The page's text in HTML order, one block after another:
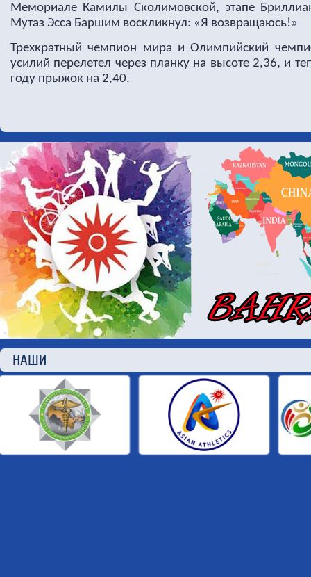
Мемориале Камилы Сколимовской, этапе
Мутаз Эсса Баршим воскликнул: «Я возвращаюсь!»
Трехкратный чемпион мира и Олимпийский
усилий перелетел через планку на высоте 2,36, и
году прыжок на 2,40.
НАШИ